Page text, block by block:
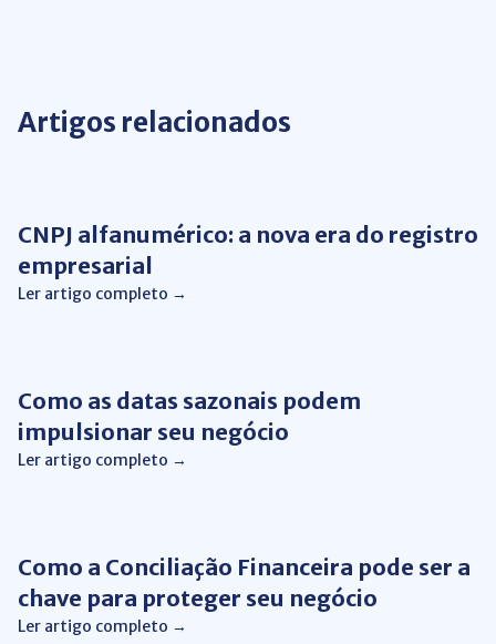
Artigos relacionados
CNPJ alfanumérico: a nova era do registro
empresarial
Ler artigo completo →
Como as datas sazonais podem
impulsionar seu negócio
Ler artigo completo →
Como a Conciliação Financeira pode ser a
chave para proteger seu negócio
Ler artigo completo →